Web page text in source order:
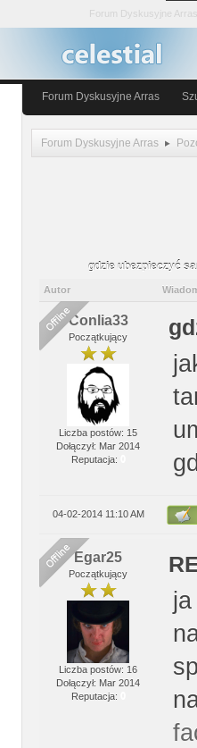
Forum Dyskusyjne Arras
Forum Dyskusyjne Arras
Forum Dyskusyjne Arras
gdzie ubezpieczyć
Autor
Conlia33
Początkujący
Liczba postów: 15
Dołączył: Mar 2014
Reputacja:
04-02-2014 11:10 AM
Egar25
Początkujący
Liczba postów: 16
Dołączył: Mar 2014
Reputacja: